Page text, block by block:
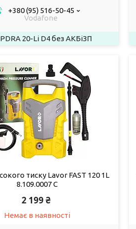
+380 (95) 516-50-45
Vodafone
PDRA 20-Li D4 без АКБіЗП
тиску Lavor FAST 120 1L
8.109.0007 C
2 199 ₴
Немає в наявності